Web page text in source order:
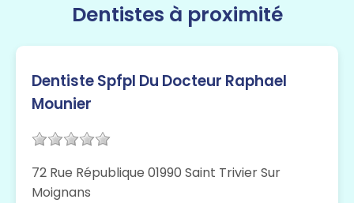
Dentistes à proximité
Dentiste Spfpl Du Docteur Raphael
Mounier
72 Rue République 01990 Saint Trivier Sur
Moignans